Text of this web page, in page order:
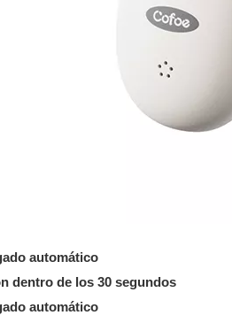
automático
dentro de los 30 segundos
automático